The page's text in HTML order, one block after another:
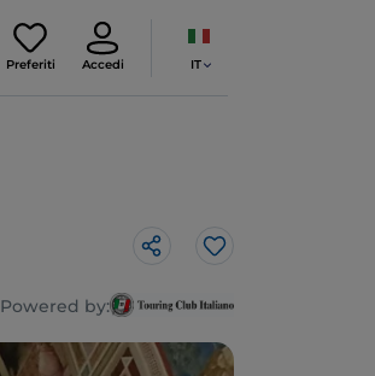
Preferiti Accedi IT
Like
Powered by: